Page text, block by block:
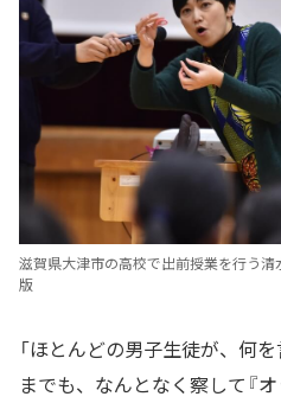
滋賀県大津市の高校で出前授業を行う
版
「ほとんどの男子生徒が、何
までも、なんとなく察して『